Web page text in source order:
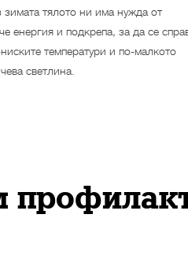
зимата тялото ни има нужда от
енергия и подкрепа, за да се
температури и по-малкото
светлина.